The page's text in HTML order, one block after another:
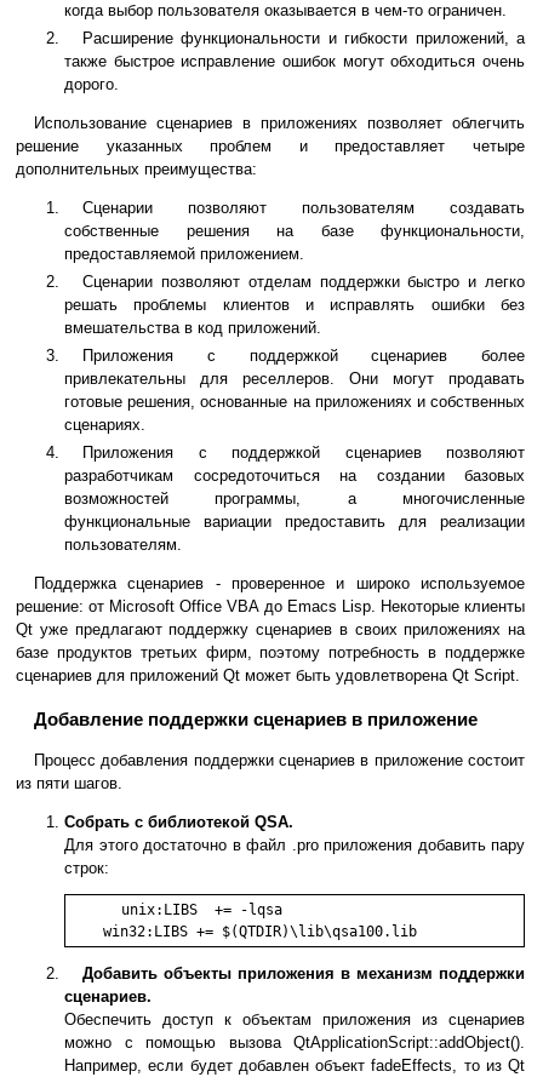
когда выбор пользователя оказывается в чем-то ограничен.
Расширение функциональности и гибкости приложений, а
также быстрое исправление ошибок могут обходиться очень
дорого.
Использование сценариев в приложениях позволяет облегчить
решение указанных проблем и предоставляет четыре
дополнительных преимущества:
Сценарии позволяют пользователям создавать
собственные решения на базе функциональности,
предоставляемой приложением.
Сценарии позволяют отделам поддержки быстро и легко
решать проблемы клиентов и исправлять ошибки без
вмешательства в код приложений.
Приложения с поддержкой сценариев более
привлекательны для реселлеров. Они могут продавать
готовые решения, основанные на приложениях и собственных
сценариях.
Приложения с поддержкой сценариев позволяют
разработчикам сосредоточиться на создании базовых
возможностей программы, а многочисленные
функциональные вариации предоставить для реализации
пользователям.
Поддержка сценариев - проверенное и широко используемое
решение: от Microsoft Office VBA до Emacs Lisp. Некоторые клиенты
Qt уже предлагают поддержку сценариев в своих приложениях на
базе продуктов третьих фирм, поэтому потребность в поддержке
сценариев для приложений Qt может быть удовлетворена Qt Script.
Добавление поддержки сценариев в приложение
Процесс добавления поддержки сценариев в приложение состоит
из пяти шагов.
Собрать с библиотекой QSA.
Для этого достаточно в файл .pro приложения добавить пару
строк:
    unix:LIBS  += -lqsa
Добавить объекты приложения в механизм поддержки
сценариев.
Обеспечить доступ к объектам приложения из сценариев
можно с помощью вызова QtApplicationScript::addObject().
Например, если будет добавлен объект fadeEffects, то из Qt